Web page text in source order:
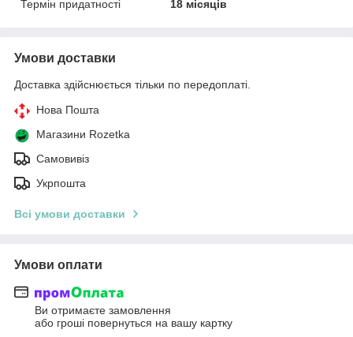
Термін придатності 18 місяців
Умови доставки
Доставка здійснюється тільки по передоплаті.
Нова Пошта
Магазини Rozetka
Самовивіз
Укрпошта
Всі умови доставки
Умови оплати
Ви отримаєте замовлення
або гроші повернуться на вашу картку